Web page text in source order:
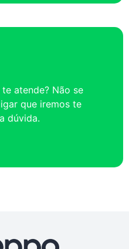
atende? Não se
que iremos te
dúvida.